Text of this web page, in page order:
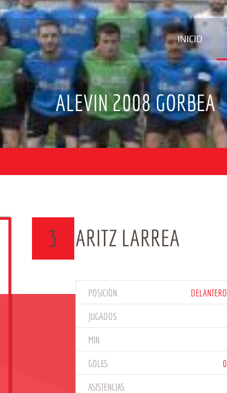
INICIO
ALEVIN 2008 GORBEA
3 ARITZ LARREA
POSICIÓN DELANTERO
JUGADOS
MIN
GOLES 0
ASISTENCIAS